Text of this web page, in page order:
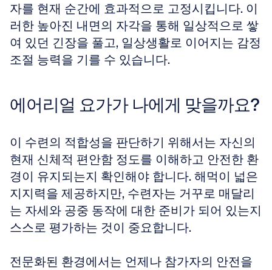
자를 현재 순간에 효과적으로 고정시킵니다. 이
러한 높아진 내면의 자각을 통해 일상적으로 쌓
여 있던 긴장을 풀고, 일상생활로 이어지는 감정
조절 능력을 기를 수 있습니다.
에어리얼 요가가 나에게 맞을까요?
이 수련의 적합성을 판단하기 위해서는 자신의
현재 신체적 편안함 정도를 이해하고 안전한 환
경이 유지되는지 확인해야 합니다. 해먹이 넓은
지지력을 제공하지만, 수련자는 거꾸로 매달리
는 자세와 공중 동작에 대한 준비가 되어 있는지
스스로 평가하는 것이 중요합니다.
전문화된 환경에서는 언제나 참가자의 안전을